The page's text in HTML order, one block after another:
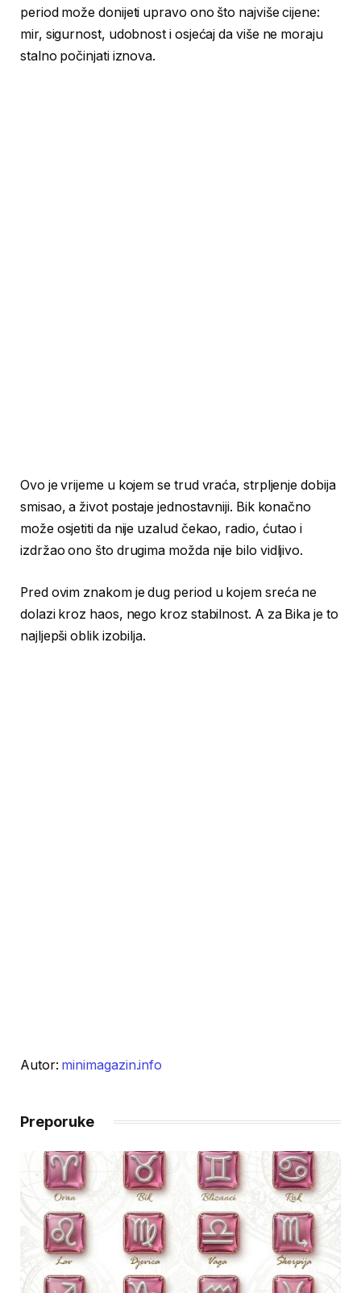
period može donijeti upravo ono što najviše cijene:
mir, sigurnost, udobnost i osjećaj da više ne moraju
stalno počinjati iznova.
Ovo je vrijeme u kojem se trud vraća, strpljenje dobija
smisao, a život postaje jednostavniji. Bik konačno
može osjetiti da nije uzalud čekao, radio, ćutao i
izdržao ono što drugima možda nije bilo vidljivo.
Pred ovim znakom je dug period u kojem sreća ne
dolazi kroz haos, nego kroz stabilnost. A za Bika je to
najljepši oblik izobilja.
Autor: minimagazin.info
Preporuke